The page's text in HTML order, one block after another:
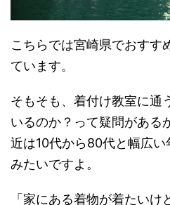
こちらでは宮崎県でおすす
ています。
そもそも、着付け教室に通
いるのか？って疑問がある
近は10代から80代と幅広
みたいですよ。
「家にある着物が着たい